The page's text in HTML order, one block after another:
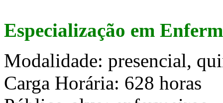
Especialização em
Modalidade: presencial,
Carga Horária: 628 horas